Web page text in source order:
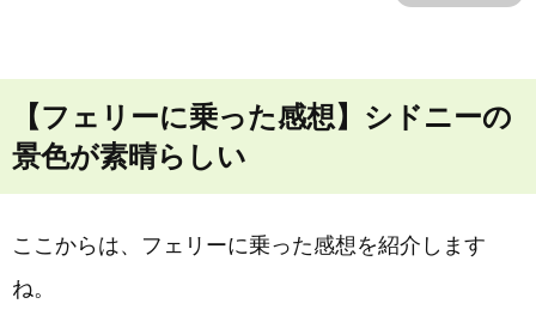
【フェリーに乗った感想】シドニーの
景色が素晴らしい
ここからは、フェリーに乗った感想を紹介します
ね。